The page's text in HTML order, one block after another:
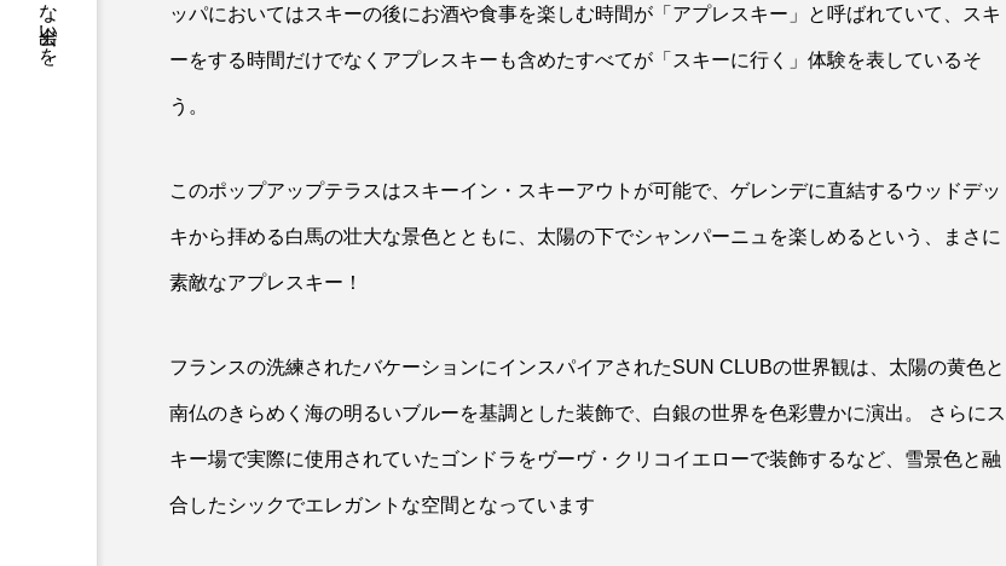
ッパにおいてはスキーの後にお酒や食事を楽しむ時間が「アプレスキー」と呼ばれていて、スキ
ーをする時間だけでなくアプレスキーも含めたすべてが「スキーに行く」体験を表しているそ
う。
このポップアップテラスはスキーイン・スキーアウトが可能で、ゲレンデに直結するウッドデッ
キから拝める白馬の壮大な景色とともに、太陽の下でシャンパーニュを楽しめるという、まさに
素敵なアプレスキー！
フランスの洗練されたバケーションにインスパイアされたSUN CLUBの世界観は、太陽の黄色と
南仏のきらめく海の明るいブルーを基調とした装飾で、白銀の世界を色彩豊かに演出。 さらにス
キー場で実際に使用されていたゴンドラをヴーヴ・クリコイエローで装飾するなど、雪景色と融
合したシックでエレガントな空間となっています
WINE
に 乾いた喉をスパークリングワインで潤
WINE